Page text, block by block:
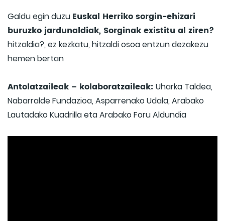
Galdu egin duzu Euskal Herriko sorgin-ehizari
buruzko jardunaldiak, Sorginak existitu al ziren?
hitzaldia?, ez kezkatu, hitzaldi osoa entzun dezakezu
hemen bertan
Antolatzaileak – kolaboratzaileak: Uharka Taldea,
Nabarralde Fundazioa, Asparrenako Udala, Arabako
Lautadako Kuadrilla eta Arabako Foru Aldundia